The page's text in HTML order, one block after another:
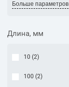
Больше параметров
Длина, мм
10 (2)
100 (2)